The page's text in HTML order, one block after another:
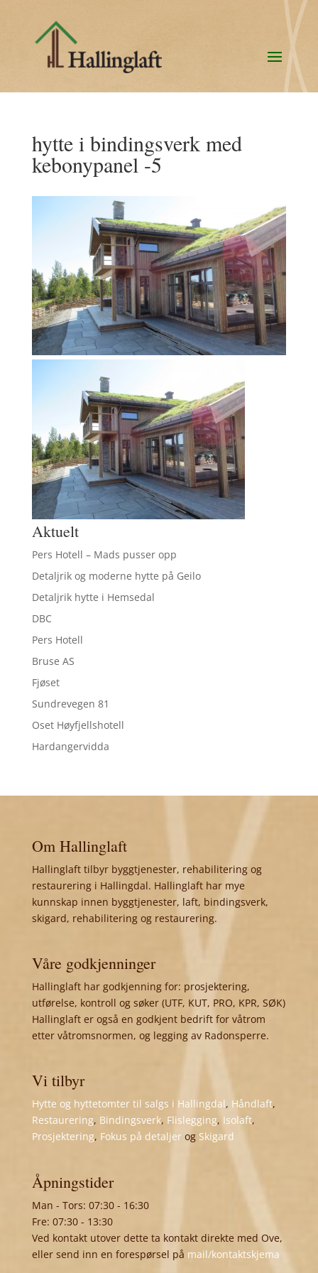
hytte i bindingsverk med
kebonypanel -5
Aktuelt
Pers Hotell – Mads pusser opp
Detaljrik og moderne hytte på Geilo
Detaljrik hytte i Hemsedal
DBC
Pers Hotell
Bruse AS
Fjøset
Sundrevegen 81
Oset Høyfjellshotell
Hardangervidda
Om Hallinglaft
Hallinglaft tilbyr byggtjenester, rehabilitering og
restaurering i Hallingdal. Hallinglaft har mye
kunnskap innen byggtjenester, laft, bindingsverk,
skigard, rehabilitering og restaurering.
Våre godkjenninger
Hallinglaft har godkjenning for: prosjektering,
utførelse, kontroll og søker (UTF, KUT, PRO, KPR, SØK)
Hallinglaft er også en godkjent bedrift for våtrom
etter våtromsnormen, og legging av Radonsperre.
Vi tilbyr
Hytte og hyttetomter til salgs i Hallingdal, Håndlaft,
Restaurering, Bindingsverk, Flislegging, Isolaft,
Prosjektering, Fokus på detaljerog Skigard
Åpningstider
Man - Tors: 07:30 - 16:30
Fre: 07:30 - 13:30
Ved kontakt utover dette ta kontakt direkte med Ove,
eller send inn en forespørsel på mail/kontaktskjema